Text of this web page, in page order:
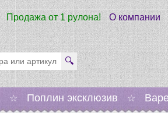
Продажа от 1 рулона! О компании
🔍
☆ Поплин эксклюзив ☆